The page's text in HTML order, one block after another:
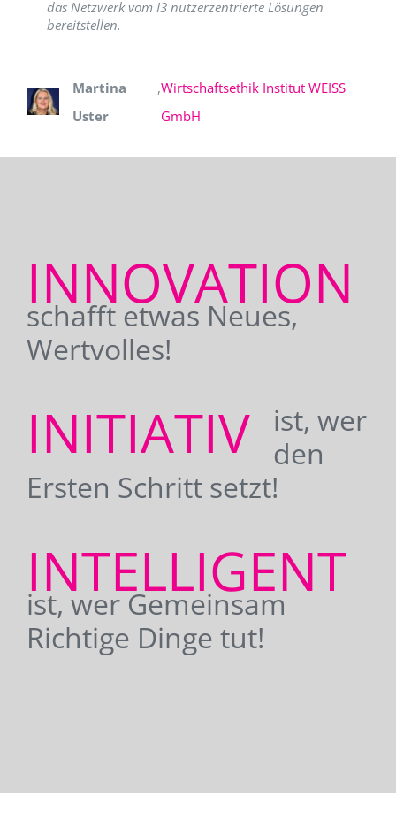
das Netzwerk vom I3 nutzerzentrierte Lösungen
bereitstellen.
Martina
Uster
,Wirtschaftsethik Institut WEISS
GmbH
INNOVATION
schafft etwas Neues,
Wertvolles!
INITIATIV
ist, wer
den
Ersten Schritt setzt!
INTELLIGENT
ist, wer Gemeinsam
Richtige Dinge tut!